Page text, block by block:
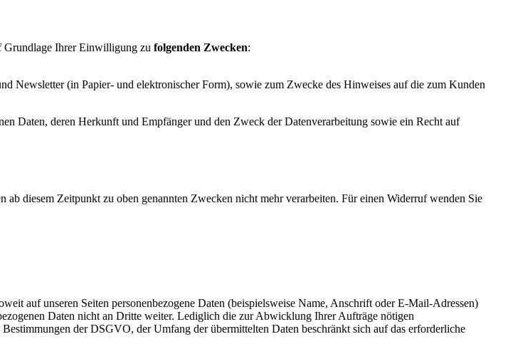
Grundlage Ihrer Einwilligung zu folgenden Zwecken:
Newsletter (in Papier- und elektronischer Form), sowie zum Zwecke des Hinweises auf die zum Kunden
Daten, deren Herkunft und Empfänger und den Zweck der Datenverarbeitung sowie ein Recht auf
diesem Zeitpunkt zu oben genannten Zwecken nicht mehr verarbeiten. Für einen Widerruf wenden Sie
auf unseren Seiten personenbezogene Daten (beispielsweise Name, Anschrift oder E-Mail-Adressen)
Daten nicht an Dritte weiter. Lediglich die zur Abwicklung Ihrer Aufträge nötigen
der DSGVO, der Umfang der übermittelten Daten beschränkt sich auf das erforderliche